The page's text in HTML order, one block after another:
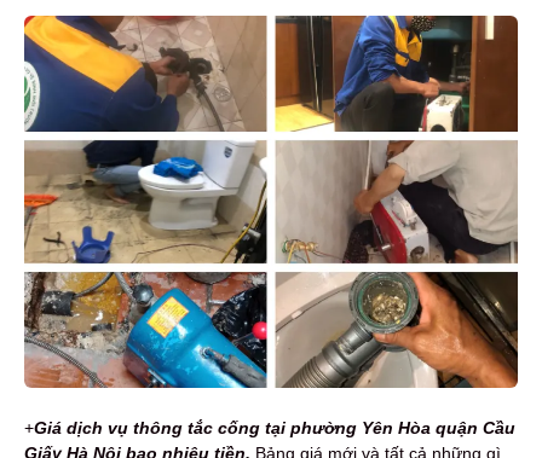
+Giá dịch vụ thông tắc cống tại phường Yên Hòa quận Cầu
Giấy Hà Nội bao nhiêu tiền. Bảng giá mới và tất cả những gì